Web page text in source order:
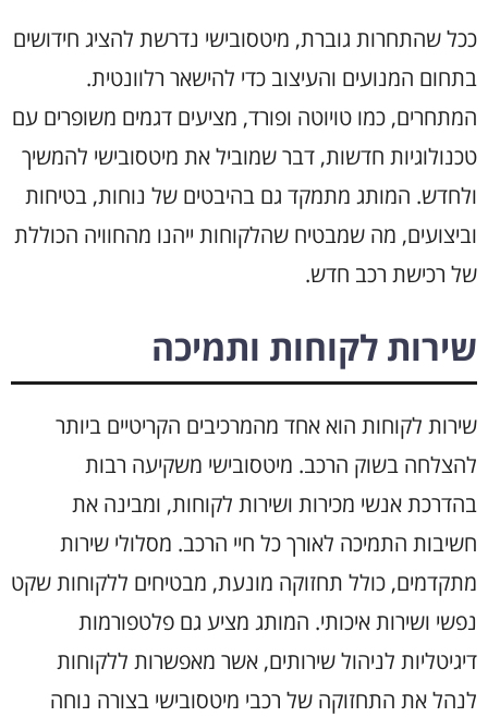
ככל שהתחרות גוברת, מיטסובישי נדרשת להציג חידושים
בתחום המנועים והעיצוב כדי להישאר רלוונטית.
המתחרים, כמו טויוטה ופורד, מציעים דגמים משופרים עם
טכנולוגיות חדשות, דבר שמוביל את מיטסובישי להמשיך
ולחדש. המותג מתמקד גם בהיבטים של נוחות, בטיחות
וביצועים, מה שמבטיח שהלקוחות ייהנו מהחוויה הכוללת
של רכישת רכב חדש.
שירות לקוחות ותמיכה
שירות לקוחות הוא אחד מהמרכיבים הקריטיים ביותר
להצלחה בשוק הרכב. מיטסובישי משקיעה רבות
בהדרכת אנשי מכירות ושירות לקוחות, ומבינה את
חשיבות התמיכה לאורך כל חיי הרכב. מסלולי שירות
מתקדמים, כולל תחזוקה מונעת, מבטיחים ללקוחות שקט
נפשי ושירות איכותי. המותג מציע גם פלטפורמות
דיגיטליות לניהול שירותים, אשר מאפשרות ללקוחות
לנהל את התחזוקה של רכבי מיטסובישי בצורה נוחה